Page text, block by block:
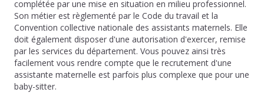
complétée par une mise en situation en milieu professionnel.
Son métier est règlementé par le Code du travail et la
Convention collective nationale des assistants maternels. Elle
doit également disposer d'une autorisation d'exercer, remise
par les services du département. Vous pouvez ainsi très
facilement vous rendre compte que le recrutement d'une
assistante maternelle est parfois plus complexe que pour une
baby-sitter.